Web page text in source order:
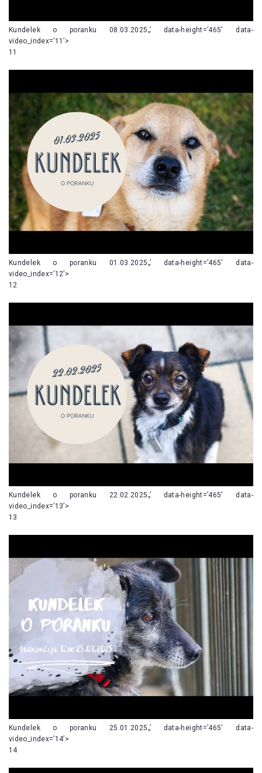
Kundelek o poranku 08.03.2025„’ data-height=’465′ data-
video_index=’11’>
11
Kundelek o poranku 01.03.2025„’ data-height=’465′ data-
video_index=’12’>
12
Kundelek o poranku 22.02.2025„’ data-height=’465′ data-
video_index=’13’>
13
Kundelek o poranku 25.01.2025„’ data-height=’465′ data-
video_index=’14’>
14